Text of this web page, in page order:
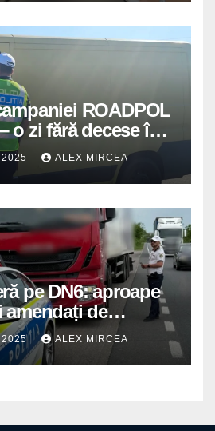
ROADPOL
o zi fără decese în
ALEX MIRCEA
pe DN6: aproape
amendați de
2025 ALEX MIRCEA